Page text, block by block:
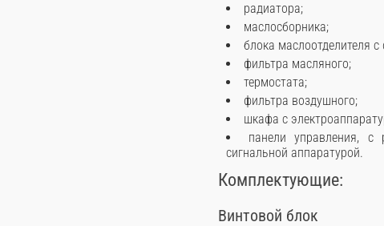
радиатора;
маслосборника;
блока маслоотделителя
фильтра масляного;
термостата;
фильтра воздушного;
шкафа с
панели управления,
сигнальной аппаратурой.
Комплектующие:
Винтовой блок